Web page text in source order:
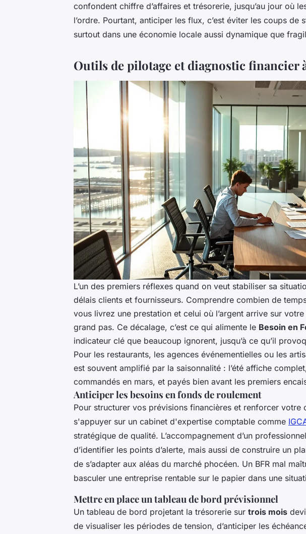
confondent chiffre d’affaires et trésorerie, jusqu’au jour où
l’ordre. Pourtant, anticiper les flux, c’est éviter les coups de
surtout dans une économie locale aussi dynamique que
Outils de pilotage et diagnostic financier
L’un des premiers réflexes quand on veut stabiliser sa
délais clients et fournisseurs. Comprendre combien de
vous livrez une prestation et celui où l’argent arrive sur
grand pas. Ce décalage, c’est ce qui alimente le Besoin en
indicateur clé que beaucoup ignorent, jusqu’à ce qu’il
Pour les restaurants, les agences événementielles ou les
est souvent amplifié par la saisonnalité : l’été affiche
commandés en mars, et payés bien avant les premiers
Anticiper les besoins en fonds de roulement
Pour structurer vos prévisions financières et renforcer votre
s'appuyer sur un cabinet d'expertise comptable comme
stratégique de qualité. L’accompagnement d’un
d’identifier les points d’alerte, mais aussi de construire un
de s’adapter aux aléas du marché phocéen. Un BFR mal
basculer une entreprise rentable sur le papier dans une
Mettre en place un tableau de bord prévisionnel
Un tableau de bord projetant la trésorerie sur trois mois
de visualiser les périodes de tension, d’anticiper les